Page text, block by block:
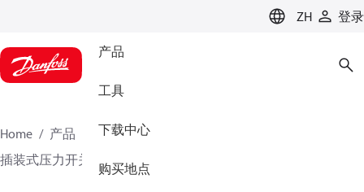
ZH 登录
产品
工具
下载中心
购买地点
Home 产品 气候方案事业部制冷业务
插装式压力开关
ACB / CCB